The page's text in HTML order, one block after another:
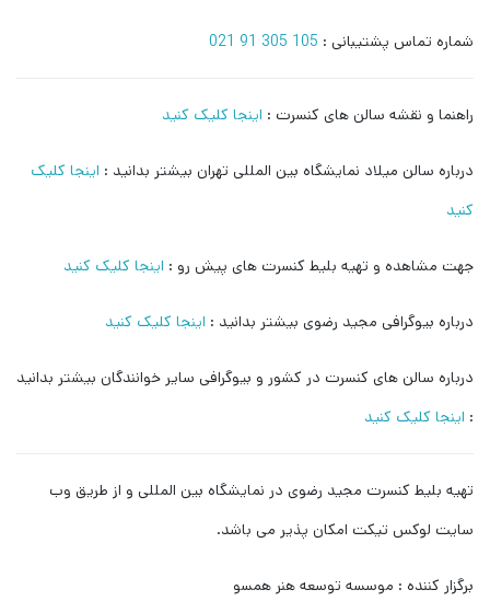
شماره تماس پشتیبانی : 105 305 91 021
راهنما و نقشه سالن های کنسرت : اینجا کلیک کنید
درباره سالن میلاد نمایشگاه بین المللی تهران بیشتر بدانید : اینجا کلیک
کنید
جهت مشاهده و تهیه بلیط کنسرت های پیش رو : اینجا کلیک کنید
درباره بیوگرافی مجید رضوی بیشتر بدانید : اینجا کلیک کنید
درباره سالن های کنسرت در کشور و بیوگرافی سایر خوانندگان بیشتر بدانید
: اینجا کلیک کنید
تهیه بلیط کنسرت مجید رضوی در نمایشگاه بین المللی و از طریق وب
سایت لوکس تیکت امکان پذیر می باشد.
برگزار کننده : موسسه توسعه هنر همسو